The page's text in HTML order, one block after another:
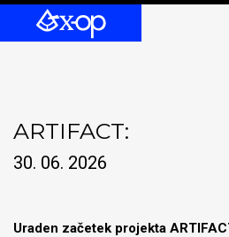
ARTIFACT:
30. 06. 2026
Uraden začetek projekta